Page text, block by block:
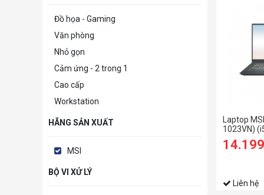
Đồ họa - Gaming
Văn phòng
Nhỏ gọn
Cảm ứng - 2 trong 1
Cao cấp
Workstation
HÃNG SẢN XUẤT
MSI
BỘ VI XỬ LÝ
Laptop
1023VN)
RAM/
FHD/
Liên hệ